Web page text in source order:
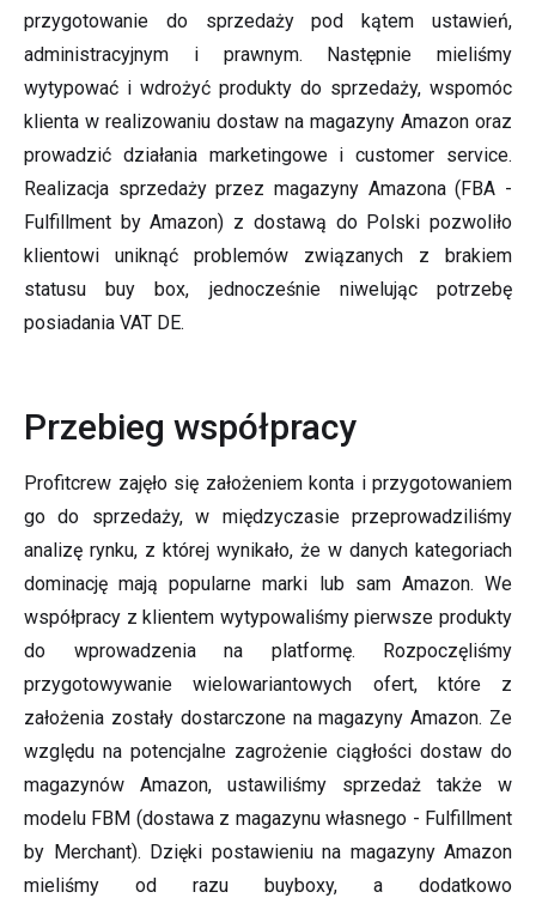
przygotowanie do sprzedaży pod kątem ustawień,
administracyjnym i prawnym. Następnie mieliśmy
wytypować i wdrożyć produkty do sprzedaży, wspomóc
klienta w realizowaniu dostaw na magazyny Amazon oraz
prowadzić działania marketingowe i customer service.
Realizacja sprzedaży przez magazyny Amazona (FBA -
Fulfillment by Amazon) z dostawą do Polski pozwoliło
klientowi uniknąć problemów związanych z brakiem
statusu buy box, jednocześnie niwelując potrzebę
posiadania VAT DE.
Przebieg współpracy
Profitcrew zajęło się założeniem konta i przygotowaniem
go do sprzedaży, w międzyczasie przeprowadziliśmy
analizę rynku, z której wynikało, że w danych kategoriach
dominację mają popularne marki lub sam Amazon. We
współpracy z klientem wytypowaliśmy pierwsze produkty
do wprowadzenia na platformę. Rozpoczęliśmy
przygotowywanie wielowariantowych ofert, które z
założenia zostały dostarczone na magazyny Amazon. Ze
względu na potencjalne zagrożenie ciągłości dostaw do
magazynów Amazon, ustawiliśmy sprzedaż także w
modelu FBM (dostawa z magazynu własnego - Fulfillment
by Merchant). Dzięki postawieniu na magazyny Amazon
mieliśmy od razu buyboxy, a dodatkowo